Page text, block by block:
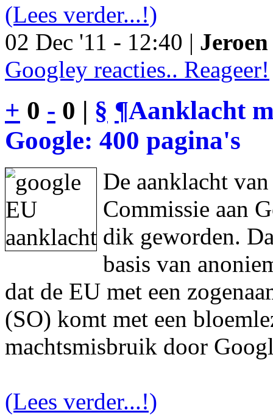
(Lees verder...!)
02 Dec '11 - 12:40 |
Googley reacties.. Reageer!
+ 0 - 0 | § ¶Aanklacht
Google: 400 pagina's
De aanklacht
Commissie aan
dik geworden.
basis van
dat de EU met een
(SO) komt met een
machtsmisbruik door
(Lees verder...!)